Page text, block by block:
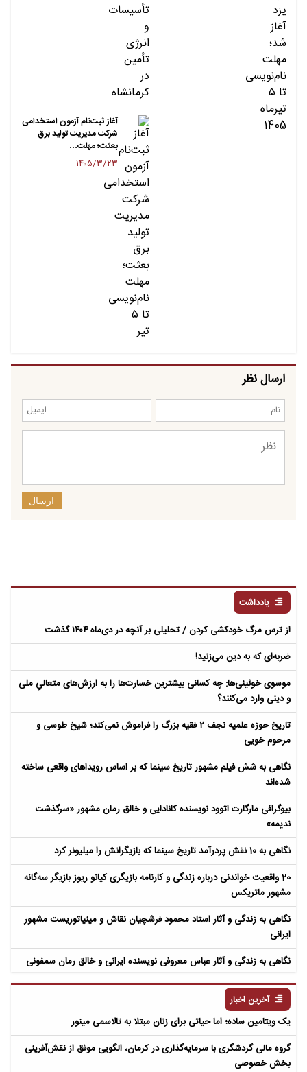
آغاز ثبت‌نام آزمون استخدامی
شرکت مدیریت تولید برق
بعثت؛ مهلت…
۱۴۰۵/۳/۲۳
ارسال نظر
ارسال
یادداشت
از ترس مرگ خودکشی کردن / تحلیلی بر آنچه در دی‌ماه ۱۴۰۴ گذشت
ضربه‌ای که به دین می‌زنید!
موسوی خوئینی‌ها: چه کسانی بیشترین خسارت‌ها را به ارزش‌های متعالیِ ملی
و دینی وارد می‌کنند؟
تاریخ حوزه علمیه نجف ۲ فقیه بزرگ را فراموش نمی‌کند؛ شیخ طوسی و
مرحوم خویی
نگاهی به شش فیلم مشهور تاریخ سینما که بر اساس رویداهای واقعی ساخته
شده‌اند
بیوگرافی مارگارت اتوود نویسنده کانادایی و خالق رمان مشهور «سرگذشت
ندیمه»
نگاهی به 10 نقش پردرآمد تاریخ سینما که بازیگرانش را میلیونر کرد
20 واقعیت خواندنی درباره زندگی و کارنامه بازیگری کیانو ریوز بازیگر سه‌گانه
مشهور ماتریکس
نگاهی به زندگی و آثار استاد محمود فرشچیان نقاش و مینیاتوریست مشهور
ایرانی
نگاهی به زندگی و آثار عباس معروفی نویسنده ایرانی و خالق رمان سمفونی
آخرین اخبار
یک ویتامین ساده؛ اما حیاتی برای زنان مبتلا به تالاسمی مینور
گروه مالی گردشگری با سرمایه‌گذاری در کرمان، الگویی موفق از نقش‌آفرینی
بخش خصوصی